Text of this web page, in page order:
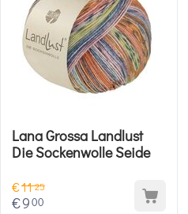
Lana Grossa Landlust
Die Sockenwolle Seide
€1125
€900